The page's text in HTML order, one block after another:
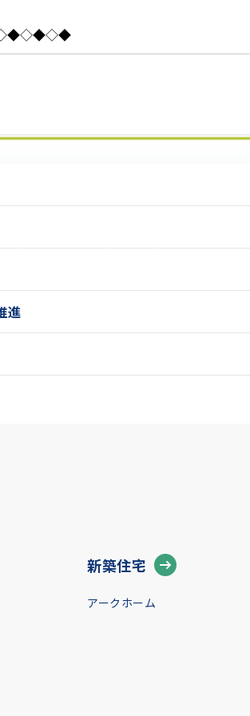
進
新築住宅
アークホーム